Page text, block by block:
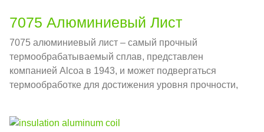
7075 Алюминиевый Лист
7075 алюминиевый лист – самый прочный
термообрабатываемый сплав, представлен
компанией Alcoa в 1943, и может подвергаться
термообработке для достижения уровня прочности,